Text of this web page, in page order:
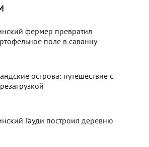
фермер превратил
поле в саванну
острова: путешествие с
Гауди построил деревню